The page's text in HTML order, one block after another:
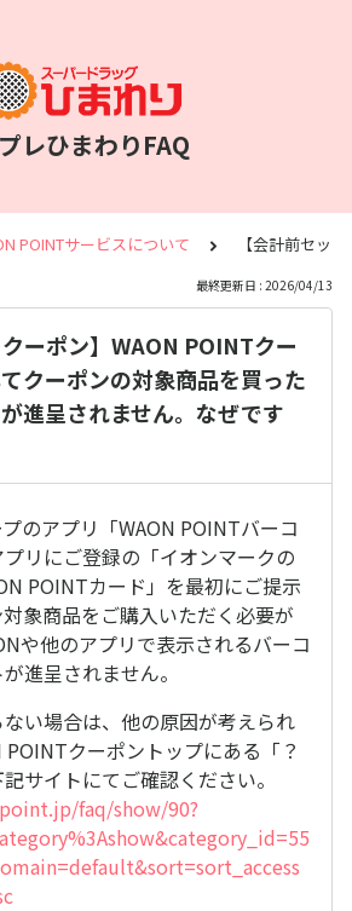
レひまわりFAQ
POINTサービスについて 【会計前セッ
最終更新日 : 2026/04/13
クーポン】WAON POINTクー
クーポンの対象商品を買った
進呈されません。なぜです
のアプリ「WAON POINTバーコ
リにご登録の「イオンマークの
POINTカード」を最初にご提示
象商品をご購入いただく必要が
や他のアプリで表示されるバーコ
進呈されません。
い場合は、他の原因が考えられ
POINTクーポントップにある「？
サイトにてご確認ください。
faq/show/90?